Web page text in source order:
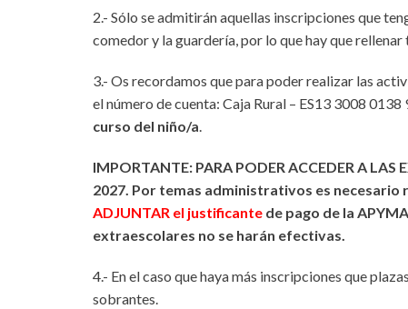
2.- Sólo se admitirán aquellas inscripciones que
comedor y la guardería, por lo que hay que
3.- Os recordamos que para poder realizar las
el número de cuenta: Caja Rural – ES13 3008
curso del niño/a.
IMPORTANTE: PARA PODER ACCEDER A LAS
2027. Por temas administrativos es necesario
ADJUNTAR el justificante de pago de la
extraescolares no se harán efectivas.
4.- En el caso que haya más inscripciones que
sobrantes.